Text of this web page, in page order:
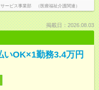
ービス事業部 （医療福祉介護関連）
掲載日：2026.08.03
いOK×1勤務3.4万円